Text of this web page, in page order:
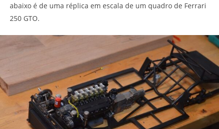
abaixo é de uma réplica em escala de um quadro de Ferrari
250 GTO.